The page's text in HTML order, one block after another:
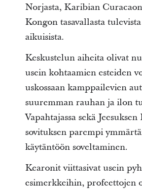
Norjasta, Karibian
Kongon tasavallasta
aikuisista.
Keskustelun aiheita olivat
usein kohtaamien esteiden
uskossaan kamppailevien
suuremman rauhan ja ilon
Vapahtajassa sekä
sovituksen parempi
käytäntöön soveltaminen.
Kearonit viittasivat usein
esimerkkeihin, profeettojen